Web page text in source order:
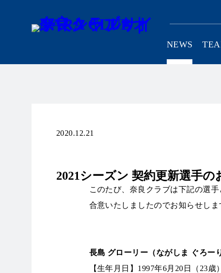
NEWS
2020.12.21
2021シーズン 契約更新選手の
このたび、奈良クラブは下記の選
合意いたしましたのでお知らせし
長島 グローリー（ながしま ぐろー
【生年月日】1997年6月20日（23歳